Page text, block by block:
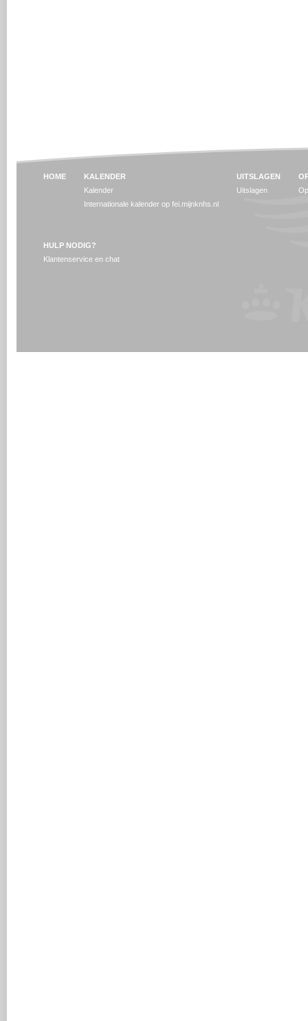
HOME
KALENDER
Kalender
Internationale kalender op fei.mijnknhs.nl
UITSLAGEN
Uitslagen
HULP NODIG?
Klantenservice en chat